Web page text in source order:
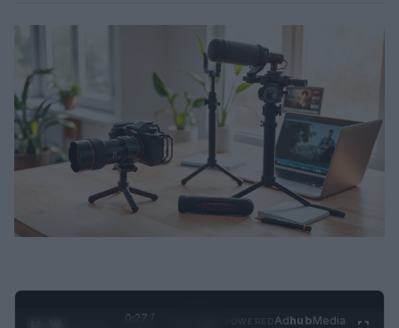
0:28 /
AdhubMedia